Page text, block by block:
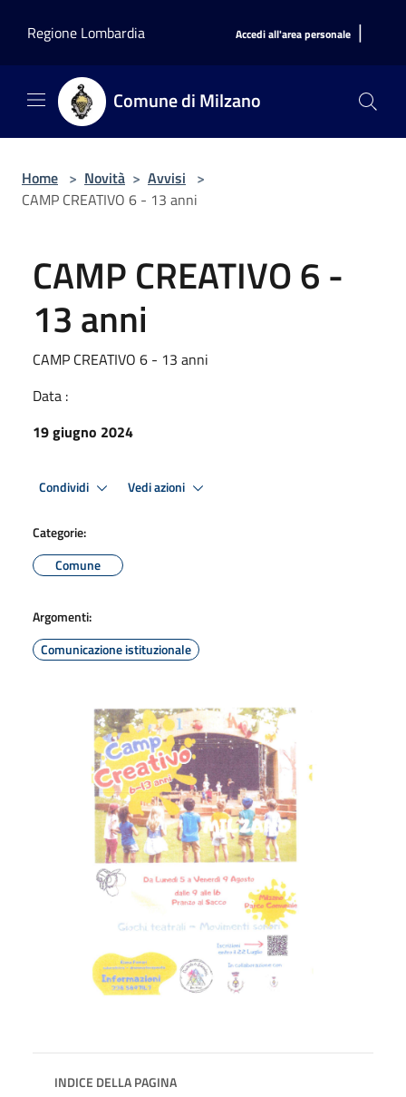
Regione Lombardia
Accedi all'area personale |
Comune di Milzano
Home > Novità > Avvisi >
CAMP CREATIVO 6 - 13 anni
CAMP CREATIVO 6 -
13 anni
CAMP CREATIVO 6 - 13 anni
Data :
19 giugno 2024
Condividi Vedi azioni
Categorie:
Comune
Argomenti:
Comunicazione istituzionale
INDICE DELLA PAGINA